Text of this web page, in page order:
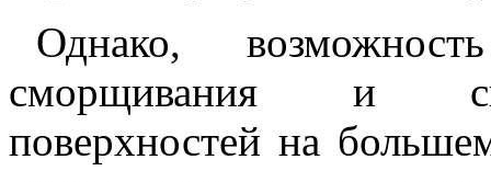
Однако,
сморщивания и
поверхностей на